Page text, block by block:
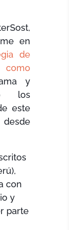
en
de
como
y
los
este
desde
con
y
parte